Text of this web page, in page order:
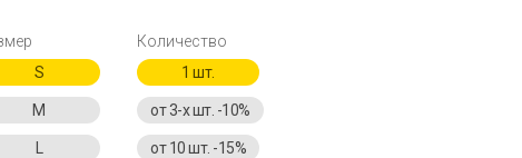
S
M
Количество
1 шт.
от 3-х шт. -10%
от 10 шт. -15%